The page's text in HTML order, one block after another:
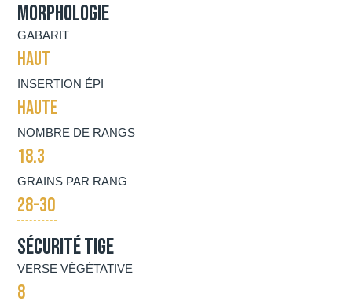
Morphologie
GABARIT
HAUT
INSERTION ÉPI
HAUTE
NOMBRE DE RANGS
18.3
GRAINS PAR RANG
28-30
Sécurité tige
VERSE VÉGÉTATIVE
8